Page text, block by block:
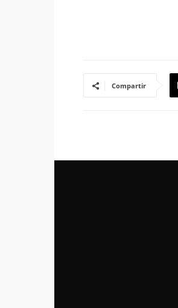
Compartir